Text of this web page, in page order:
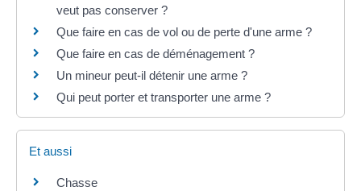
veut pas conserver ?
Que faire en cas de vol ou de perte d'une arme ?
Que faire en cas de déménagement ?
Un mineur peut-il détenir une arme ?
Qui peut porter et transporter une arme ?
Et aussi
Chasse